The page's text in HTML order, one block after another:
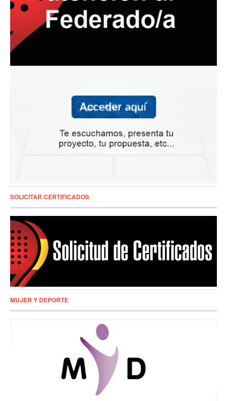
SOLICITAR CERTIFICADOS
MUJER Y DEPORTE